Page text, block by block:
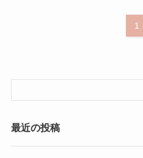
1
最近の投稿